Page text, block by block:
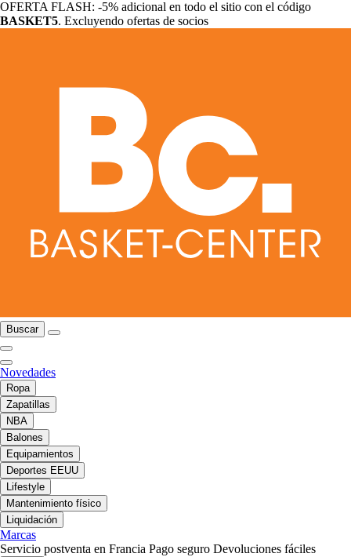
OFERTA FLASH: -5% adicional en todo el sitio con el código
BASKET5. Excluyendo ofertas de socios
Buscar
Novedades
Ropa
Zapatillas
NBA
Balones
Equipamientos
Deportes EEUU
Lifestyle
Mantenimiento físico
Liquidación
Marcas
Servicio postventa en Francia Pago seguro Devoluciones fáciles